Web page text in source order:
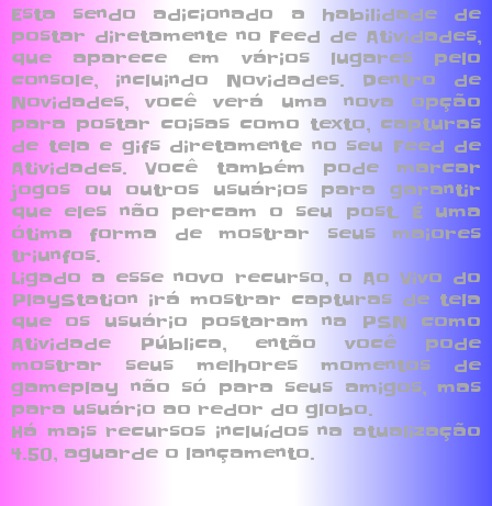
Esta sendo adicionado a habilidade de
postar diretamente no Feed de Atividades,
que aparece em vários lugares pelo
console, incluindo Novidades. Dentro de
Novidades, você verá uma nova opção
para postar coisas como texto, capturas
de tela e gifs diretamente no seu Feed de
Atividades. Você também pode marcar
jogos ou outros usuários para garantir
que eles não percam o seu post. É uma
ótima forma de mostrar seus maiores
triunfos.
Ligado a esse novo recurso, o Ao Vivo do
PlayStation irá mostrar capturas de tela
que os usuário postaram na PSN como
Atividade Pública, então você pode
mostrar seus melhores momentos de
gameplay não só para seus amigos, mas
para usuário ao redor do globo.
Há mais recursos incluídos na atualização
4.50, aguarde o lançamento.